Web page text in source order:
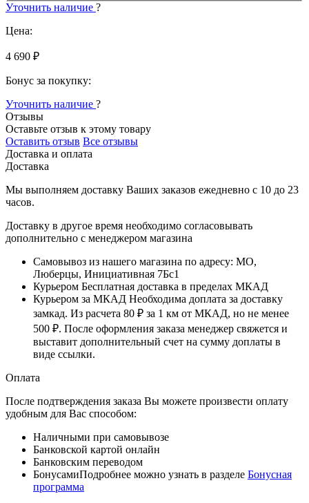
Уточнить наличие ?
Цена:
4 690 ₽
Бонус за покупку:
Уточнить наличие ?
Отзывы
Оставьте отзыв к этому товару
Оставить отзыв Все отзывы
Доставка и оплата
Доставка
Мы выполняем доставку Ваших заказов ежедневно с 10 до 23
часов.
Доставку в другое время необходимо согласовывать
дополнительно с менеджером магазина
Самовывоз из нашего магазина по адресу: МО,
Люберцы, Инициативная 7Бс1
Курьером Бесплатная доставка в пределах МКАД
Курьером за МКАД Необходима доплата за доставку
замкад. Из расчета 80 ₽ за 1 км от МКАД, но не менее
500 ₽. После оформления заказа менеджер свяжется и
выставит дополнительный счет на сумму доплаты в
виде ссылки.
Оплата
После подтверждения заказа Вы можете произвести оплату
удобным для Вас способом:
Наличными при самовывозе
Банковской картой онлайн
Банковским переводом
БонусамиПодробнее можно узнать в разделе Бонусная
программа